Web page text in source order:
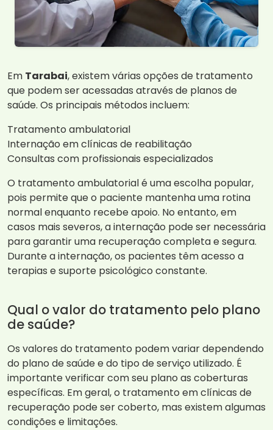
Em Tarabai, existem várias opções de tratamento
que podem ser acessadas através de planos de
saúde. Os principais métodos incluem:
Tratamento ambulatorial
Internação em clínicas de reabilitação
Consultas com profissionais especializados
O tratamento ambulatorial é uma escolha popular,
pois permite que o paciente mantenha uma rotina
normal enquanto recebe apoio. No entanto, em
casos mais severos, a internação pode ser necessária
para garantir uma recuperação completa e segura.
Durante a internação, os pacientes têm acesso a
terapias e suporte psicológico constante.
Qual o valor do tratamento pelo plano
de saúde?
Os valores do tratamento podem variar dependendo
do plano de saúde e do tipo de serviço utilizado. É
importante verificar com seu plano as coberturas
específicas. Em geral, o tratamento em clínicas de
recuperação pode ser coberto, mas existem algumas
condições e limitações.